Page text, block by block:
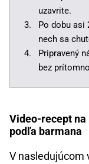
uzavrite.
Po dobu asi
nech sa
Pripravený
bez
Video-recept
podľa barmana
V nasledujúcom